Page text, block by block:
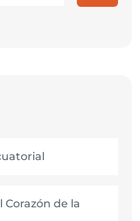
Corazón de la